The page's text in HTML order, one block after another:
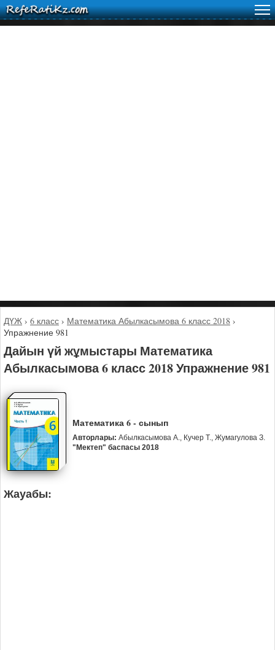
ДҮЖ › 6 класс › Математика Абылкасымова 6 класс 2018 ›
Упражнение 981
Дайын үй жұмыстары Математика
Абылкасымова 6 класс 2018 Упражнение 981
Математика 6 - сынып
Авторлары: Абылкасымова А., Кучер Т., Жумагулова З.
"Мектеп" баспасы 2018
Жауабы: